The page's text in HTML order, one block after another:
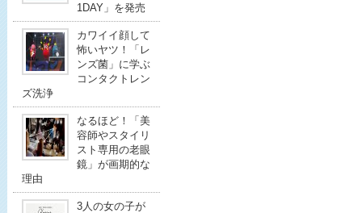
1DAY」を発売
カワイイ顔して
怖いヤツ！「レ
ンズ菌」に学ぶ
コンタクトレン
ズ洗浄
なるほど！「美
容師やスタイリ
スト専用の老眼
鏡」が画期的な
理由
3人の女の子が